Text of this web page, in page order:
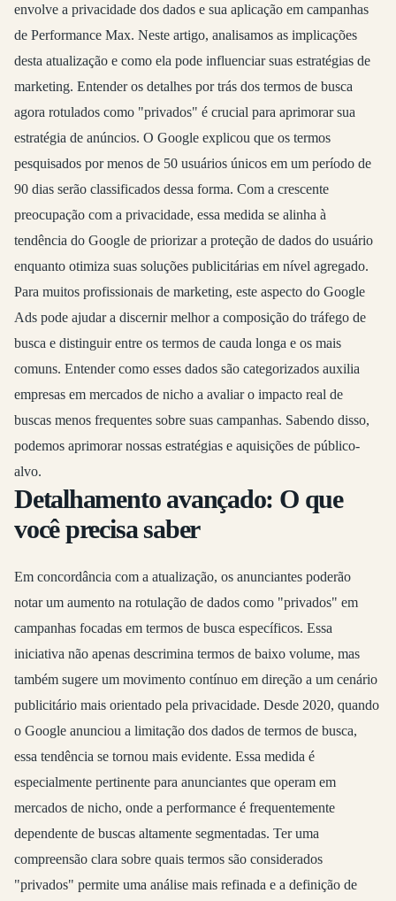
envolve a privacidade dos dados e sua aplicação em campanhas
de Performance Max. Neste artigo, analisamos as implicações
desta atualização e como ela pode influenciar suas estratégias de
marketing. Entender os detalhes por trás dos termos de busca
agora rotulados como "privados" é crucial para aprimorar sua
estratégia de anúncios. O Google explicou que os termos
pesquisados por menos de 50 usuários únicos em um período de
90 dias serão classificados dessa forma. Com a crescente
preocupação com a privacidade, essa medida se alinha à
tendência do Google de priorizar a proteção de dados do usuário
enquanto otimiza suas soluções publicitárias em nível agregado.
Para muitos profissionais de marketing, este aspecto do Google
Ads pode ajudar a discernir melhor a composição do tráfego de
busca e distinguir entre os termos de cauda longa e os mais
comuns. Entender como esses dados são categorizados auxilia
empresas em mercados de nicho a avaliar o impacto real de
buscas menos frequentes sobre suas campanhas. Sabendo disso,
podemos aprimorar nossas estratégias e aquisições de público-
alvo.
Detalhamento avançado: O que
você precisa saber
Em concordância com a atualização, os anunciantes poderão
notar um aumento na rotulação de dados como "privados" em
campanhas focadas em termos de busca específicos. Essa
iniciativa não apenas descrimina termos de baixo volume, mas
também sugere um movimento contínuo em direção a um cenário
publicitário mais orientado pela privacidade. Desde 2020, quando
o Google anunciou a limitação dos dados de termos de busca,
essa tendência se tornou mais evidente. Essa medida é
especialmente pertinente para anunciantes que operam em
mercados de nicho, onde a performance é frequentemente
dependente de buscas altamente segmentadas. Ter uma
compreensão clara sobre quais termos são considerados
"privados" permite uma análise mais refinada e a definição de